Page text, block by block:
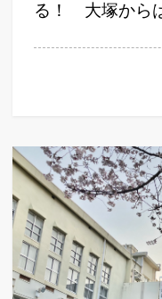
る！ 大塚から